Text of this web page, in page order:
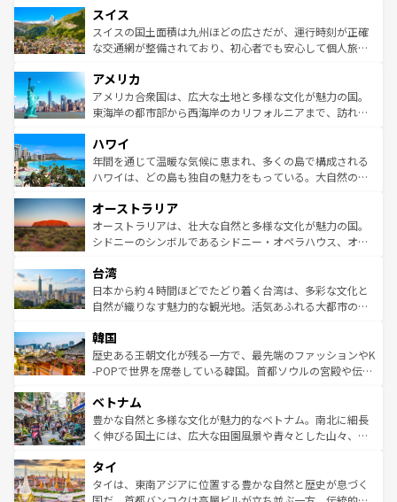
れる地方に足を運ぶとそれぞれで全く異なる文化を体験で
きるだろう。 なお、新着のフランス情報はコンテンツ一覧
を参照してほしい。
は、お酒好きな人にはぜひ体験してほしい。 なお、新着の
ドイツ情報はコンテンツ一覧を参照してほしい。
リアごとに異なる魅力がある。また、優雅なアフタヌーン
ティー、ビール好きにはたまらない英国パブ、サッカー観
戦など、本場だからこそできる体験も豊富。イギリスを旅
ンツ一覧を参照してほしい。
スイス
スイスの国土面積は九州ほどの広さだが、運行時刻が正確
な交通網が整備されており、初心者でも安心して個人旅行
の建物がそのまま残る町や、スイスならではのユニークな
博物館もあり、アルプス観光だけでなく町歩きも満喫する
ことができる。国民の所得が高いため物価も高いが、旅行
ば市内交通費無料で観光を楽しむこともできる。 なお、新
着のスイス情報はコンテンツ一覧 を参照してほしい。
アメリカ
アメリカ合衆国は、広大な土地と多様な文化が魅力の国。
東海岸の都市部から西海岸のカリフォルニアまで、訪れる
のような巨大都市は、観光、ショッピング、エンターテイ
ンメントが詰まった刺激的なスポットだ。一方、アメリカ
西部には大自然が広がり、グランドキャニオンやイエロー
部のニューオーリンズでは、音楽と美食が融合した独特の
文化が魅力。旅行者はアメリカの各地域で異なる魅力を楽
しみながら、その多様性と豊かな歴史を感じることができ
ならではの贅沢な旅のスタイルだ。 なお、新着のアメリカ
情報はコンテンツ一覧を参照してほしい。
ハワイ
年間を通じて温暖な気候に恵まれ、多くの島で構成される
ハワイは、どの島も独自の魅力をもっている。大自然の神
ワイ島は見逃せない。また、定番の観光地といえばオアフ
島だが、静かな自然を求めるならマウイ島やカウアイ島が
おすすめ。エメラルドグリーンに輝く海をはじめ、豊かな
れるおもてなしの心で訪れる人々を迎えてくれるハワイの
人々、おいしいローカルフードやハワイアンミュージッ
ク、伝統的なフラダンスなど、すべてがハワイの魅力を彩
ワイを、存分に味わってほしい。 なお、新着のハワイ情報
はコンテンツ一覧を参照してほしい。
オーストラリア
オーストラリアは、壮大な自然と多様な文化が魅力の国。
シドニーのシンボルであるシドニー・オペラハウス、オー
リアリーフや大陸中央部にそびえるウルル（エアーズロッ
ク）、タスマニアの美しい原生林やケアンズの熱帯雨林な
ど、見どころがたくさん。また、カフェやワイン、オージ
いる。アクティビティも充実しており、サーフィンやダイ
ビング、ハイキングなど、アウトドア好きにはたまらな
い。オーストラリアの多彩な魅力を存分に味わいつくそ
参照してほしい。
台湾
日本から約４時間ほどでたどり着く台湾は、多彩な文化と
自然が織りなす魅力的な観光地。活気あふれる大都市の台
ン）、静ひつな山岳地帯である台湾東部など、都市の喧騒
と山間の静けさが共存しており、訪れる人に新しい発見と
驚きをもたらしてくれる。また、奥深い台湾の食文化も魅
容にもいいと評判のスイーツなど、バラエティ豊かな料理
が味わえる。 なお、新着の台湾情報は コンテンツ一覧を参
照してほしい。
韓国
歴史ある王朝文化が残る一方で、最先端のファッションやK
-POPで世界を席巻している韓国。首都ソウルの宮殿や伝統
き、地方に足を延ばせば四季折々の自然美を楽しむことが
できる。そして、キムチや焼肉、絶品のストリートフード
まで、さまざまな韓国料理が待っている。夜には、韓国な
リティに包まれながら、韓国の多彩な魅力を心ゆくまで味
わってみてほしい。 なお、新着の韓国情報はコンテンツ一
覧を参照してほしい。
ベトナム
豊かな自然と多様な文化が魅力的なベトナム。南北に細長
く伸びる国土には、広大な田園風景や青々とした山々、世
急速な発展と共に伝統が息づく。ハノイの古い町並みやホ
ーチミン市のフランス統治時代の建物も、独特の雰囲気を
醸し出している。また、バラエティの豊かさとおいしさで
タイ
タイは、東南アジアに位置する豊かな自然と歴史が息づく